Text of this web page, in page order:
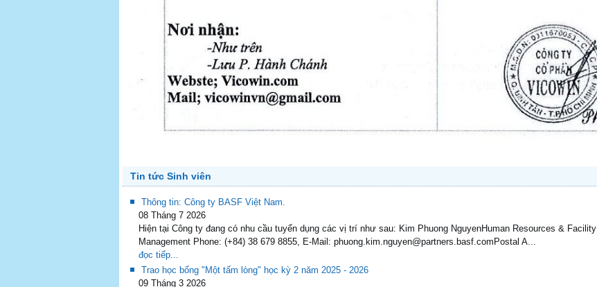
Tin tức Sinh viên
Thông tin: Công ty BASF Việt Nam.
08 Tháng 7 2026
Hiện tại Công ty đang có nhu cầu tuyển dụng các vị trí như sau: Kim Phuong NguyenHuman Resources & Facility
Management Phone: (+84) 38 679 8855, E-Mail: phuong.kim.nguyen@partners.basf.comPostal A...
đọc tiếp...
Trao học bổng "Một tấm lòng" học kỳ 2 năm 2025 - 2026
09 Tháng 3 2026